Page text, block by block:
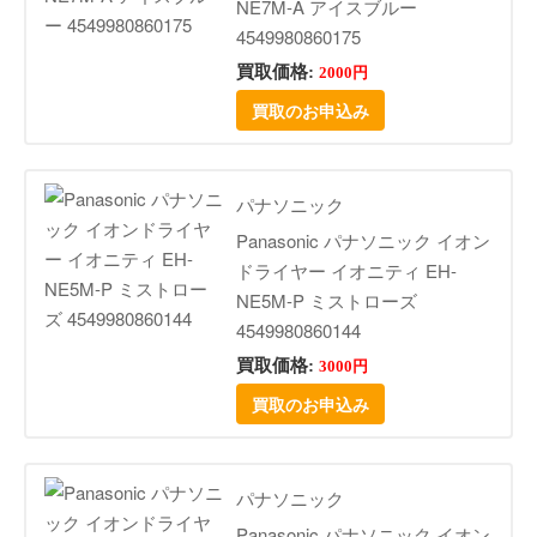
NE7M-A アイスブルー
4549980860175
買取価格: 2000円
買取のお申込み
パナソニック
Panasonic パナソニック イオン
ドライヤー イオニティ EH-
NE5M-P ミストローズ
4549980860144
買取価格: 3000円
買取のお申込み
パナソニック